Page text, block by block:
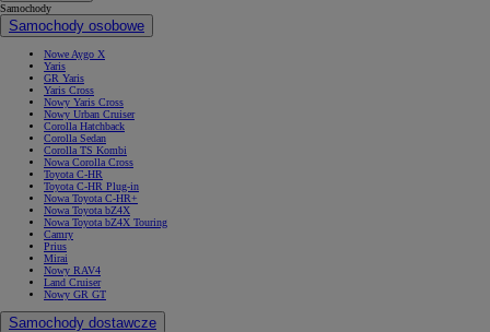
Samochody
Samochody osobowe
Nowe Aygo X
Yaris
GR Yaris
Yaris Cross
Nowy Yaris Cross
Nowy Urban Cruiser
Corolla Hatchback
Corolla Sedan
Corolla TS Kombi
Nowa Corolla Cross
Toyota C-HR
Toyota C-HR Plug-in
Nowa Toyota C-HR+
Nowa Toyota bZ4X
Nowa Toyota bZ4X Touring
Camry
Prius
Mirai
Nowy RAV4
Land Cruiser
Nowy GR GT
Samochody dostawcze